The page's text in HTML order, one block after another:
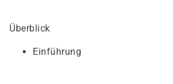
Überblick
Einführung